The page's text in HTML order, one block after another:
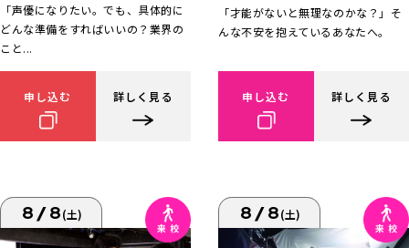
「声優になりたい。でも、具体的に
どんな準備をすればいいの？業界の
こと...
申し込む 詳しく見る
「才能がないと無理なのかな？」そ
んな不安を抱えているあなたへ。
申し込む 詳しく見る
8/8(土) 8/8(土)